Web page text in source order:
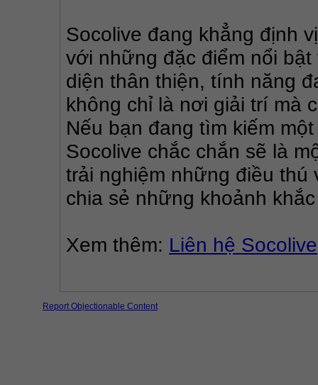
Socolive đang khẳng định
với những đặc điểm nổi
diện thân thiện, tính năng
không chỉ là nơi giải trí mà
Nếu bạn đang tìm kiếm
Socolive chắc chắn sẽ là
trải nghiệm những điều thú
chia sẻ những khoảnh
Xem thêm: Liên hệ Socolive
Report Objectionable Content